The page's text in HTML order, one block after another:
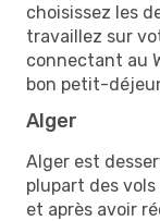
choisissez les
travaillez sur
connectant au
bon petit-
Alger
Alger est
plupart des
et après avoir